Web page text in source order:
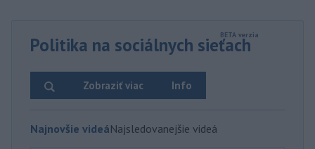
Politika na sociálnych sieťach
Info
Zobraziť viac
Najnovšie videáNajsledovanejšie videá